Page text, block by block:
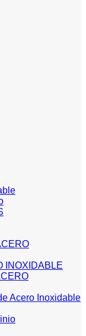
INOXIDABLE
Acero Inoxidable